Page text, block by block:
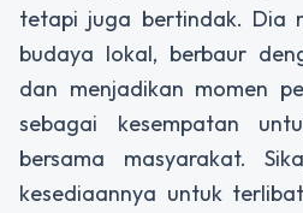
tetapi juga bertindak. Dia
budaya lokal, berbaur
dan menjadikan momen
sebagai kesempatan
bersama masyarakat.
kesediaannya untuk